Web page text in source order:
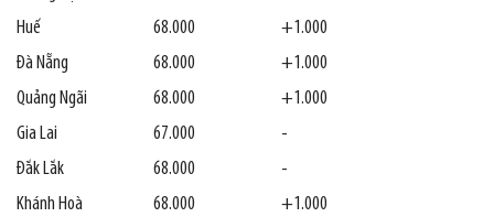
Huế
68.000
+1.000
Đà Nẵng
68.000
+1.000
Quảng Ngãi
68.000
+1.000
Gia Lai
67.000
-
Đắk Lắk
68.000
-
Khánh Hoà
68.000
+1.000